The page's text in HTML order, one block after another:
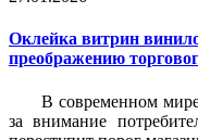
Оклейка витрин
преображению
В современном
за внимание